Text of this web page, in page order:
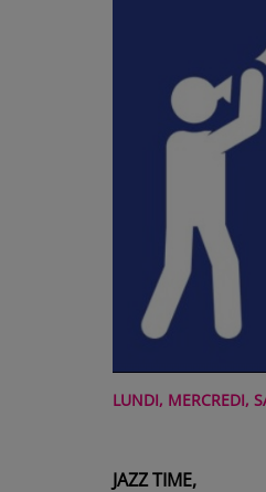
LUNDI, MERCREDI,
JAZZ TIME,